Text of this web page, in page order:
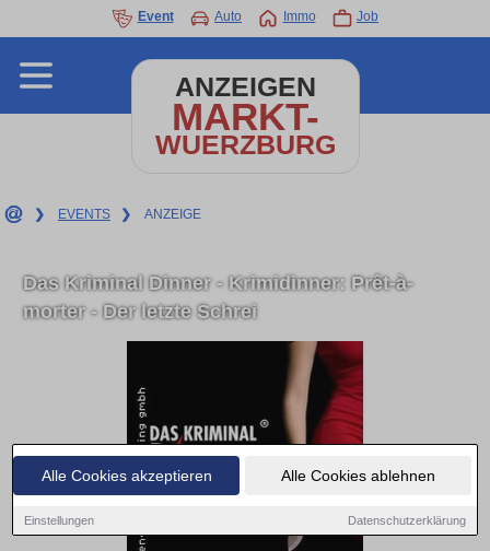
Alle Cookies akzeptieren Alle Cookies ablehnen
Einstellungen Datenschutzerklärung
Event Auto Immo Job
ANZEIGEN
MARKT-
WUERZBURG
❯ EVENTS ❯ ANZEIGE
Das Kriminal Dinner - Krimidinner: Prêt-à-
morter - Der letzte Schrei